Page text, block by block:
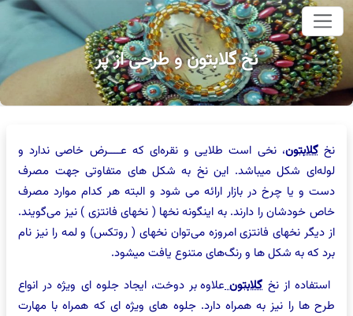
اصلی
نخ گلابتون و طرحی از پر
نخگلابتون، نخی است طلایی و نقره‌‌ای که عــــرض خاصی ندارد و
لوله‌‌ای شکل ميباشد. این نخ به شکل های متفاوتی جهت مصرف
دست و یا چرخ در بازار ارائه می شود و البته هر کدام موارد مصرف
خاص خودشان را دارند. به اینگونه نخها ( نخهای فانتزی ) نیز می‌‌گویند.
از دیگر نخهای فانتزی امروزه می‌‌توان نخهای ( روتکس) و لمه را نیز نام
برد که به شکل ها و رنگ‌‌های متنوع یافت میشود.
استفاده از نخ گلابتون علاوه بر دوخت، ایجاد جلوه ای ویژه در انواع
طرح ها را نیز به همراه دارد. جلوه های ویژه ای که همراه با مهارت